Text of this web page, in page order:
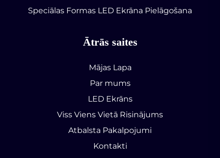
Speciālas Formas LED Ekrāna Pielāgošana
Ātrās saites
Mājas Lapa
Par mums
LED Ekrāns
Viss Viens Vietā Risinājums
Atbalsta Pakalpojumi
Kontakti